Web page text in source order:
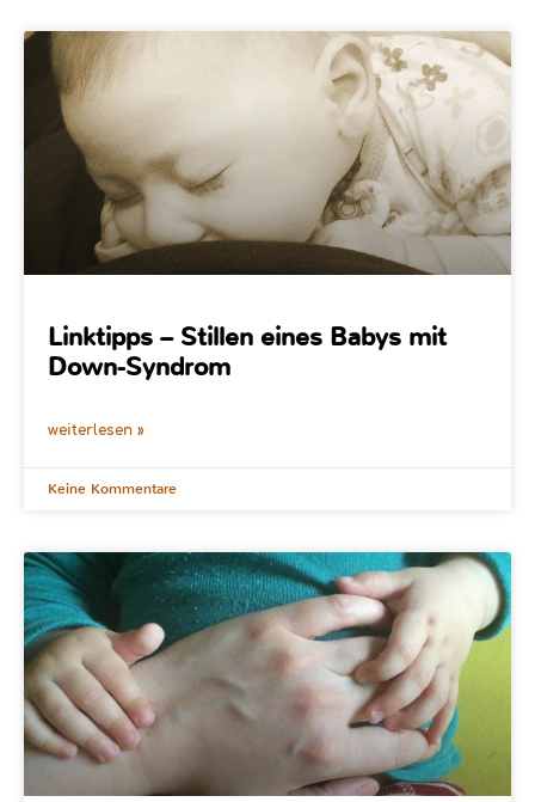
Linktipps – Stillen eines Babys mit
Down-Syndrom
weiterlesen »
Keine Kommentare